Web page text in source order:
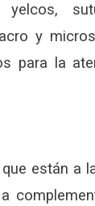
yelcos,
y
para la
están a